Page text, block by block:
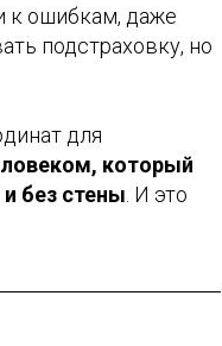
к ошибкам, даже
подстраховку, но
для
который
без стены . И это